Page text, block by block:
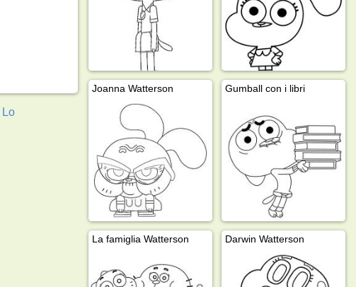
Lo
Joanna Watterson Gumball con i libri
La famiglia Watterson Darwin Watterson